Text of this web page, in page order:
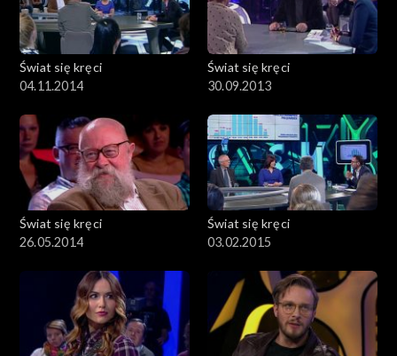
Świat się kręci
04.11.2014
Świat się kręci
30.09.2013
Świat się kręci
26.05.2014
Świat się kręci
03.02.2015